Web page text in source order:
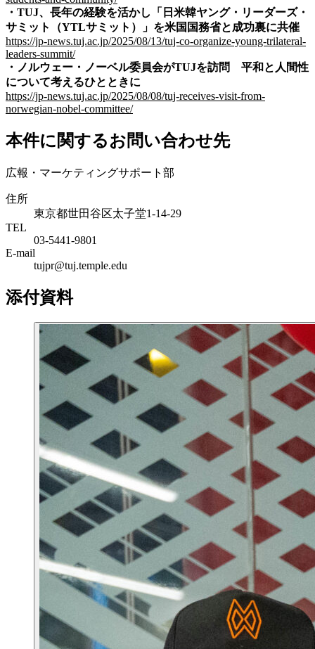
・ TUJ、長年の経験を活かし「日米韓ヤング・リーダーズ・
サミット（YTLサミット）」を米国国務省と成功裏に共催
https://jp-news.tuj.ac.jp/2025/08/13/tuj-co-organize-young-trilateral-
leaders-summit/
・ ノルウェー・ノーベル委員会がTUJを訪問 平和と人間性
について考えるひとときに
https://jp-news.tuj.ac.jp/2025/08/08/tuj-receives-visit-from-
norwegian-nobel-committee/
本件に関するお問い合わせ先
広報・マーケティングサポート部
住所
東京都世田谷区太子堂1-14-29
TEL
03-5441-9801
E-mail
tujpr@tuj.temple.edu
添付資料